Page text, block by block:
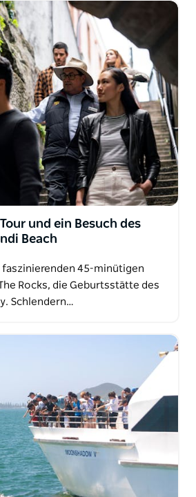
und ein Besuch des
Beach
faszinierenden 45-minütigen
Rocks, die Geburtsstätte des
Schlendern…